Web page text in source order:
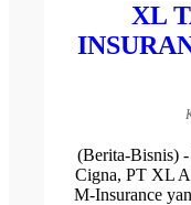
XL
(Berita-Bisnis)
Cigna, PT XL
M-Insurance